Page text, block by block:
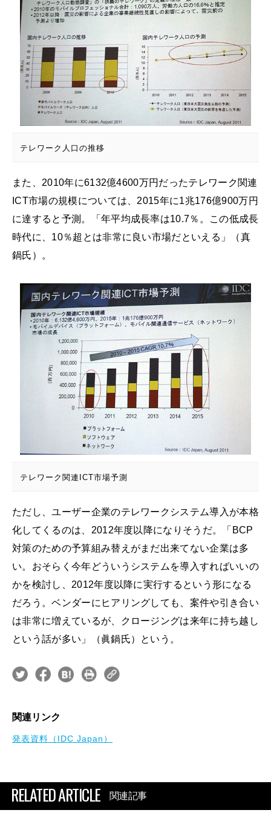
テレワーク人口の推移
また、2010年に6132億4600万円だったテレワーク関連
ICT市場の規模については、2015年に1兆176億900万円
に達すると予測。「年平均成長率は10.7％。この低成長
時代に、10％超とは非常に良い市場だといえる」（真
鍋氏）。
テレワーク関連ICT市場予測
ただし、ユーザー企業のテレワークシステム導入が本格
化してくるのは、2012年度以降になりそうだ。「BCP
対策のための予算組み替えがまだ出来てない企業は多
い。おそらく今年どういうシステムを導入すればいいの
かを検討し、2012年度以降に実行するという形になる
だろう。ベンダーにヒアリングしても、案件や引き合い
は非常に増えているが、クロージングは来年に持ち越し
という話が多い」（眞鍋氏）という。
関連リンク
発表資料（IDC Japan）
RELATED ARTICLE 関連記事